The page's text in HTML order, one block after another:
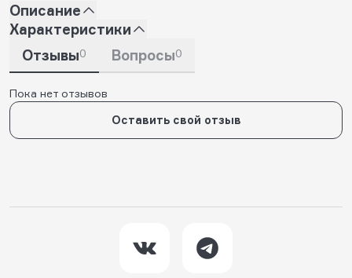
Описание
Характеристики
Отзывы0 Вопросы0
Пока нет отзывов
Оставить свой отзыв